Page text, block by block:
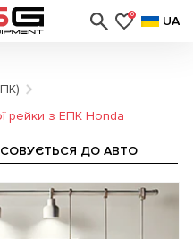
0 UA
рейки з ЕПК Honda
ДО АВТО